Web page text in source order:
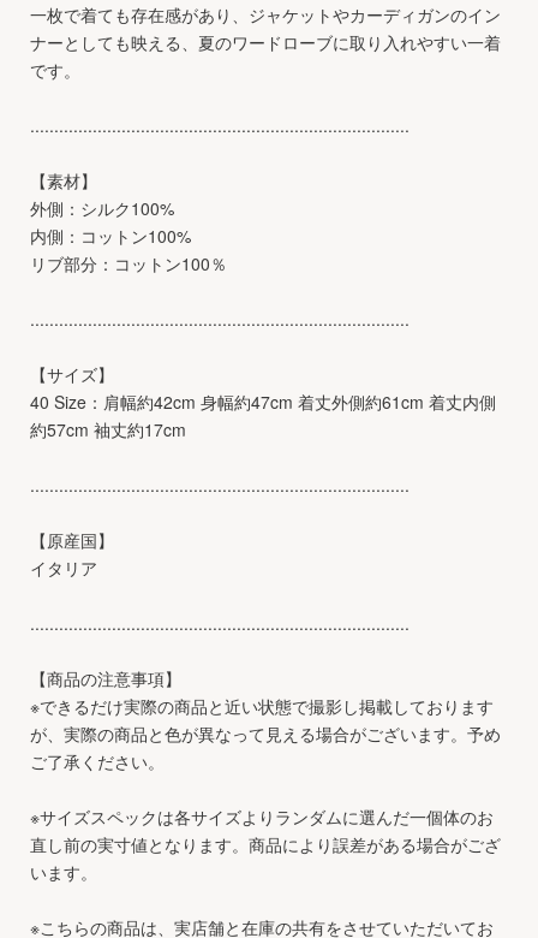
一枚で着ても存在感があり、ジャケットやカーディガンのイン
ナーとしても映える、夏のワードローブに取り入れやすい一着
です。
...............................................................................
【素材】
外側：シルク100%
内側：コットン100%
リブ部分：コットン100％
...............................................................................
【サイズ】
40 Size：肩幅約42cm 身幅約47cm 着丈外側約61cm 着丈内側
約57cm 袖丈約17cm
...............................................................................
【原産国】
イタリア
...............................................................................
【商品の注意事項】
※できるだけ実際の商品と近い状態で撮影し掲載しております
が、実際の商品と色が異なって見える場合がございます。予め
ご了承ください。
※サイズスペックは各サイズよりランダムに選んだ一個体のお
直し前の実寸値となります。商品により誤差がある場合がござ
います。
※こちらの商品は、実店舗と在庫の共有をさせていただいてお